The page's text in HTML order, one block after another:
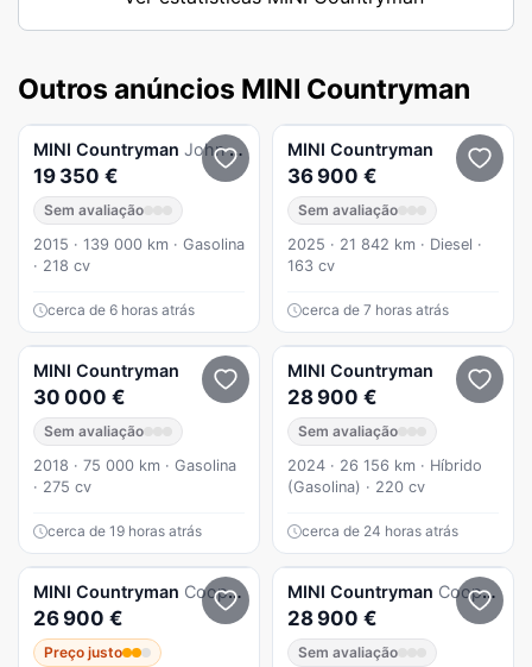
Outros anúncios MINI Countryman
MINI Countryman John Cooper Works ALL4
19 350 €
Sem avaliação
2015 · 139 000 km · Gasolina
· 218 cv
cerca de 6 horas atrás
MINI Countryman
36 900 €
Sem avaliação
2025 · 21 842 km · Diesel ·
163 cv
cerca de 7 horas atrás
MINI Countryman
30 000 €
Sem avaliação
2018 · 75 000 km · Gasolina
· 275 cv
cerca de 19 horas atrás
MINI Countryman
28 900 €
Sem avaliação
2024 · 26 156 km · Híbrido
(Gasolina) · 220 cv
cerca de 24 horas atrás
MINI Countryman Cooper SE ALL4 Auto
26 900 €
Preço justo
MINI Countryman Cooper SE Premium Essential Auto
28 900 €
Sem avaliação